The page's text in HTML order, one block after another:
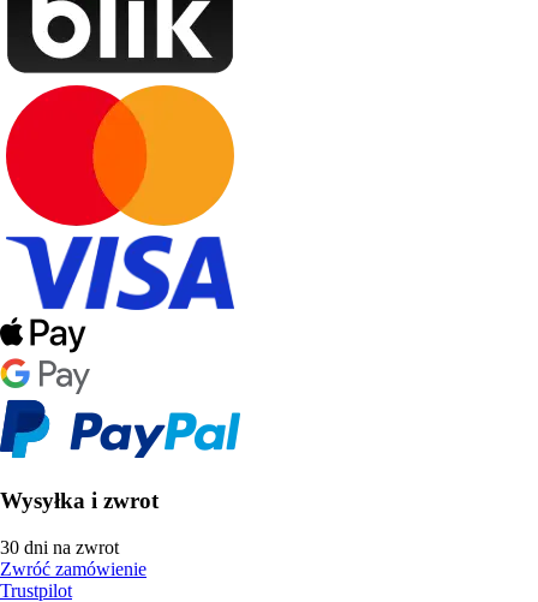
Wysyłka i zwrot
30 dni na zwrot
Zwróć zamówienie
Trustpilot